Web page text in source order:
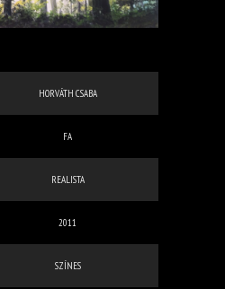
HORVÁTH CSABA
FA
REALISTA
2011
SZÍNES